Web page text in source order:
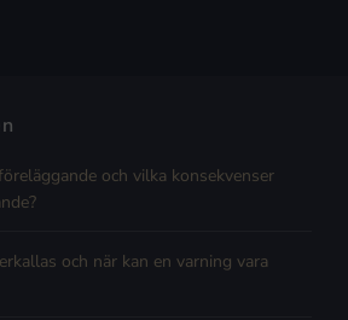
och vilka konsekvenser
och när kan en varning vara